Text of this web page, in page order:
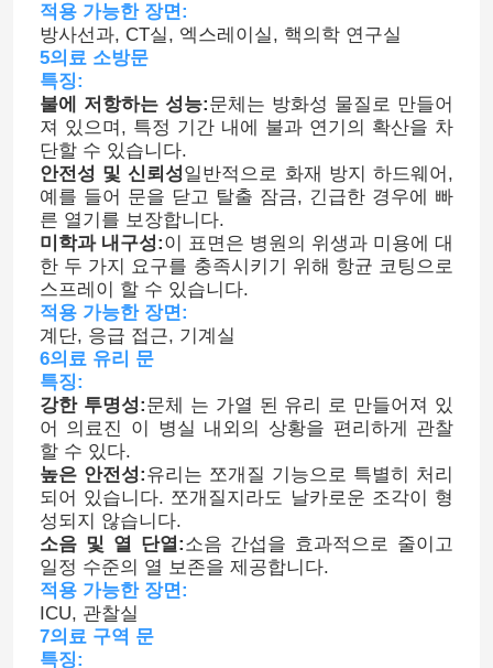
집
제품
우리에 대하여
공장 여행
품질 관리
적용 가능한 장면:
방사선과, CT실, 엑스레이실, 핵의학 연구실
5의료 소방문
특징:
불에 저항하는 성능:문체는 방화성 물질로 만들어
져 있으며, 특정 기간 내에 불과 연기의 확산을 차
단할 수 있습니다.
안전성 및 신뢰성일반적으로 화재 방지 하드웨어,
예를 들어 문을 닫고 탈출 잠금, 긴급한 경우에 빠
른 열기를 보장합니다.
미학과 내구성:이 표면은 병원의 위생과 미용에 대
한 두 가지 요구를 충족시키기 위해 항균 코팅으로
스프레이 할 수 있습니다.
적용 가능한 장면:
계단, 응급 접근, 기계실
6의료 유리 문
특징:
강한 투명성:문체 는 가열 된 유리 로 만들어져 있
어 의료진 이 병실 내외의 상황을 편리하게 관찰
할 수 있다.
높은 안전성:유리는 쪼개질 기능으로 특별히 처리
되어 있습니다. 쪼개질지라도 날카로운 조각이 형
성되지 않습니다.
소음 및 열 단열:소음 간섭을 효과적으로 줄이고
일정 수준의 열 보존을 제공합니다.
적용 가능한 장면:
ICU, 관찰실
7의료 구역 문
특징: